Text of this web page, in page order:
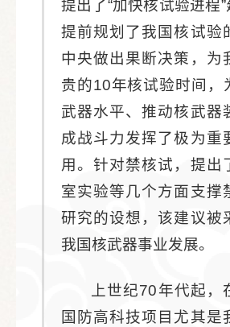
提出了“加快核试验进程
提前规划了我国核试验
中央做出果断决策，为
贵的10年核试验时间，
武器水平、推动核武器
成战斗力发挥了极为重
用。针对禁核试，提出
室实验等几个方面支撑
研究的设想，该建议被
我国核武器事业发展。
上世纪70年代起，
国防高科技项目尤其是